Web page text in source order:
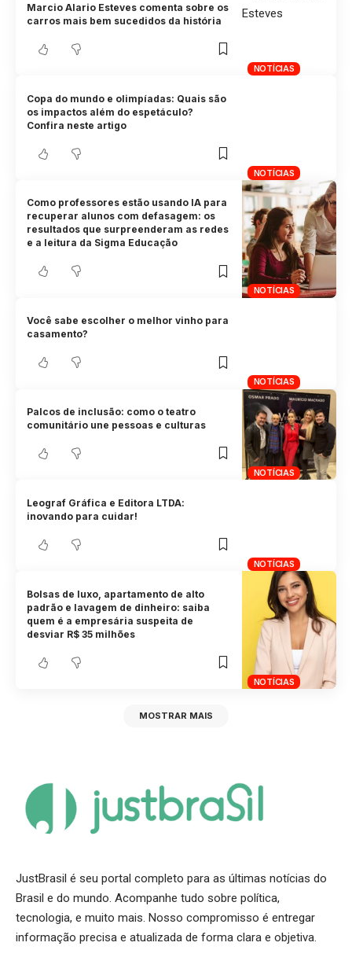
NOTÍCIAS
Marcio Alario Esteves comenta sobre os
carros mais bem sucedidos da história
NOTÍCIAS
Copa do mundo e olimpíadas: Quais são
os impactos além do espetáculo?
Confira neste artigo
NOTÍCIAS
Como professores estão usando IA para
recuperar alunos com defasagem: os
resultados que surpreenderam as redes
e a leitura da Sigma Educação
NOTÍCIAS
Você sabe escolher o melhor vinho para
casamento?
NOTÍCIAS
Palcos de inclusão: como o teatro
comunitário une pessoas e culturas
NOTÍCIAS
Leograf Gráfica e Editora LTDA:
inovando para cuidar!
NOTÍCIAS
Bolsas de luxo, apartamento de alto
padrão e lavagem de dinheiro: saiba
quem é a empresária suspeita de
desviar R$ 35 milhões
MOSTRAR MAIS
JustBrasil é seu portal completo para as últimas notícias do
Brasil e do mundo. Acompanhe tudo sobre política,
tecnologia, e muito mais. Nosso compromisso é entregar
informação precisa e atualizada de forma clara e objetiva.